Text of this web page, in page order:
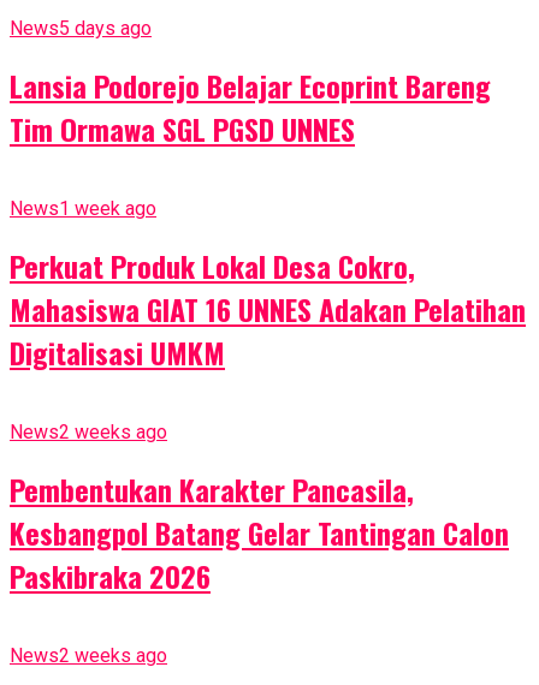
News5 days ago
Lansia Podorejo Belajar Ecoprint Bareng
Tim Ormawa SGL PGSD UNNES
News1 week ago
Perkuat Produk Lokal Desa Cokro,
Mahasiswa GIAT 16 UNNES Adakan Pelatihan
Digitalisasi UMKM
News2 weeks ago
Pembentukan Karakter Pancasila,
Kesbangpol Batang Gelar Tantingan Calon
Paskibraka 2026
News2 weeks ago